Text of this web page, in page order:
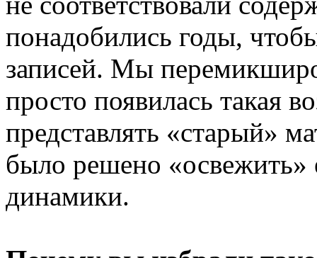
понадобились годы,
записей. Мы
просто появилась такая
представлять «старый»
было решено «освежить»
динамики.